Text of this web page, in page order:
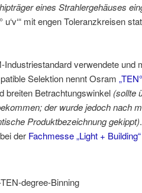
eines Strahlergehäuses
mit engen Toleranzkreisen
verwendete und
Selektion nennt Osram
breiten Betrachtungswinkel (sollte
der wurde jedoch nach
Produktbezeichnung gekippt)
der Fachmesse „Light + Building“